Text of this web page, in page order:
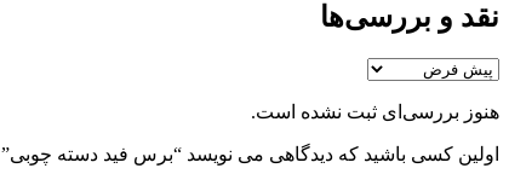
نقد و بررسی‌ها
هنوز بررسی‌ای ثبت نشده است.
اولین کسی باشید که دیدگاهی می نویسد “برس فید دسته چوبی”